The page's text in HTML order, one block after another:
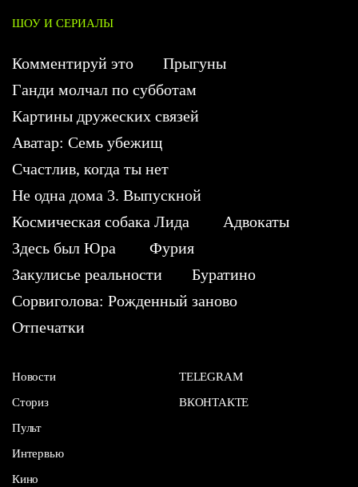
ШОУ И СЕРИАЛЫ
Комментируй это
Прыгуны
Ганди молчал по субботам
Картины дружеских связей
Аватар: Семь убежищ
Счастлив, когда ты нет
Не одна дома 3. Выпускной
Космическая собака Лида
Адвокаты
Здесь был Юра
Фурия
Закулисье реальности
Буратино
Сорвиголова: Рожденный заново
Отпечатки
Новости
Сториз
Пульт
Интервью
Кино
TELEGRAM
ВКОНТАКТЕ